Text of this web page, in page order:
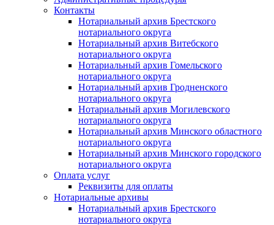
Контакты
Нотариальный архив Брестского
нотариального округа
Нотариальный архив Витебского
нотариального округа
Нотариальный архив Гомельского
нотариального округа
Нотариальный архив Гродненского
нотариального округа
Нотариальный архив Могилевского
нотариального округа
Нотариальный архив Минского областного
нотариального округа
Нотариальный архив Минского городского
нотариального округа
Оплата услуг
Реквизиты для оплаты
Нотариальные архивы
Нотариальный архив Брестского
нотариального округа